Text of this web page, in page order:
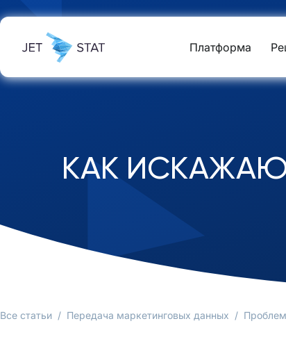
Платформа
КАК
Все статьи / Передача маркетинговых данных /